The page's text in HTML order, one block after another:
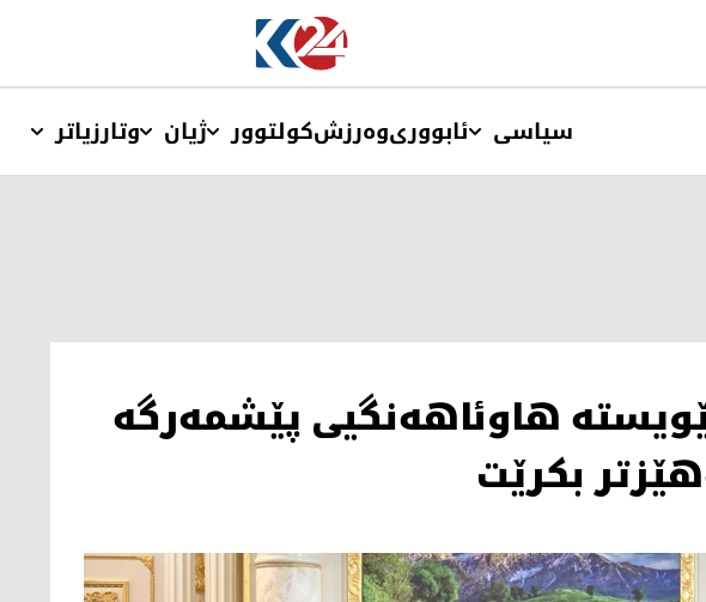
سیاسی ئابووریوەرزشکولتوور ژیان وتارزیاتر
هاوئاهەنگیی پێشمەرگە
بکرێت